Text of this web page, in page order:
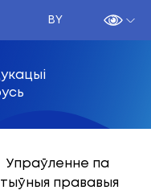
BY
Упраўленне па
прававыя